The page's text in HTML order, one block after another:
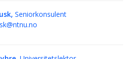
Seniorkonsulent